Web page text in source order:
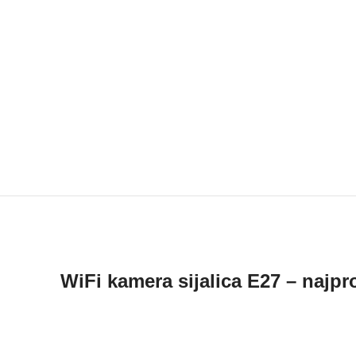
WiFi kamera sijalica E27 –